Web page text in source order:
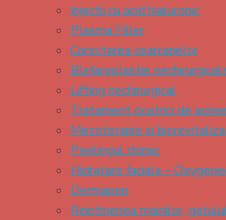
Injectii cu acid hialuronic
Plasma Filler
Corectarea cearcanelor
Blefaroplastie
Lifting nechirurgical
Tratament cicatrici de acnee
Mezoterapie si
Peelingul chimic
Hidratare faciala –
Dermapen
Reintineriea mainilor,